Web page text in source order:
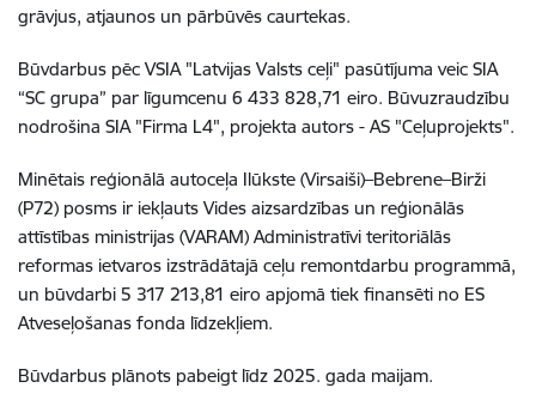
grāvjus, atjaunos un pārbūvēs caurtekas.
Būvdarbus pēc VSIA "Latvijas Valsts ceļi" pasūtījuma veic SIA
“SC grupa” par līgumcenu 6 433 828,71 eiro. Būvuzraudzību
nodrošina SIA "Firma L4", projekta autors - AS "Ceļuprojekts".
Minētais reģionālā autoceļa Ilūkste (Virsaiši)–Bebrene–Birži
(P72) posms ir iekļauts Vides aizsardzības un reģionālās
attīstības ministrijas (VARAM) Administratīvi teritoriālās
reformas ietvaros izstrādātajā ceļu remontdarbu programmā,
un būvdarbi 5 317 213,81 eiro apjomā tiek finansēti no ES
Atveseļošanas fonda līdzekļiem.
Būvdarbus plānots pabeigt līdz 2025. gada maijam.